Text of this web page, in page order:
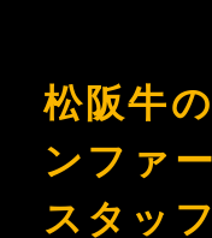
松阪牛
ンファ
スタッ